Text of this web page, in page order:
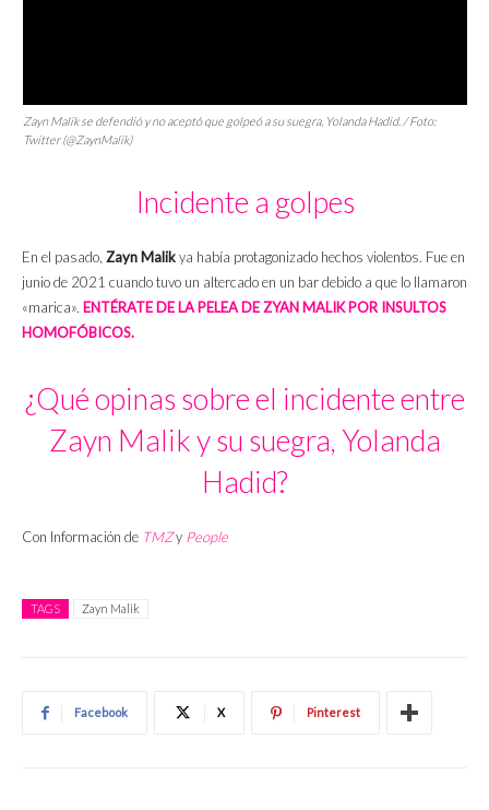
Zayn Malik se defendió y no aceptó que golpeó a su suegra, Yolanda Hadid. / Foto:
Twitter (@ZaynMalik)
Incidente a golpes
En el pasado, Zayn Malikya había protagonizado hechos violentos. Fue en
junio de 2021 cuando tuvo un altercado en un bar debido a que lo llamaron
«marica». ENTÉRATE DE LA PELEA DE ZYAN MALIK POR INSULTOS
HOMOFÓBICOS.
¿Qué opinas sobre el incidente entre
Zayn Malik y su suegra, Yolanda
Hadid?
Con Información de TMZy People
TAGS Zayn Malik
Facebook X Pinterest